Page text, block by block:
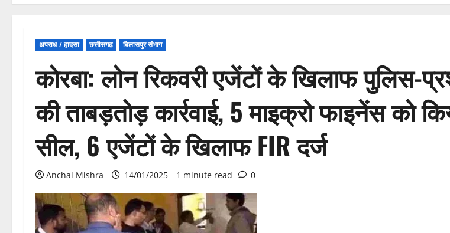
अपराध / हादसा छत्तीसगढ़ बिलासपुर संभाग
कोरबा: लोन रिकवरी एजेंटों के खिलाफ पुलिस-
की ताबड़तोड़ कार्रवाई, 5 माइक्रो फाइनेंस को
सील, 6 एजेंटों के खिलाफ FIR दर्ज
Anchal Mishra 14/01/2025 1 minute read 0